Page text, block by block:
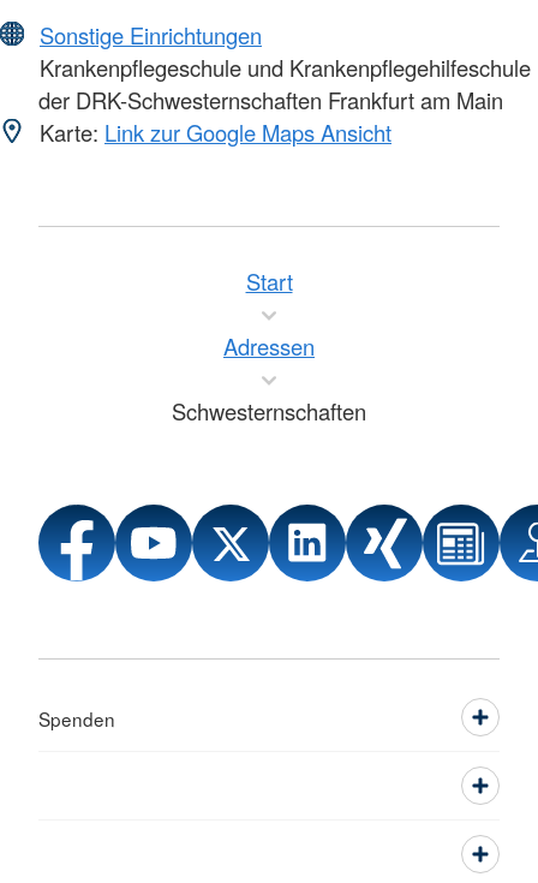
Sonstige Einrichtungen
Krankenpflegeschule und Krankenpflegehilfeschule
der DRK-Schwesternschaften Frankfurt am Main
Karte: Link zur Google Maps Ansicht
Start
Adressen
Schwesternschaften
Spenden